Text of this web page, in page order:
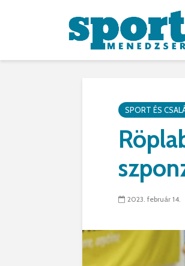
SPORT ÉS
2023. február 14.